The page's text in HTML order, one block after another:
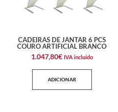
CADEIRAS DE JANTAR 6 PCS
COURO ARTIFICIAL BRANCO
1.047,80€ IVA incluido
ADICIONAR